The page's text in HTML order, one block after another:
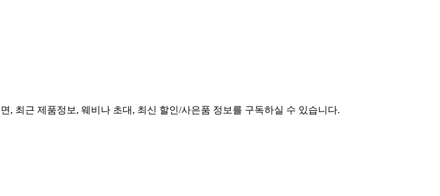
최근 제품정보, 웨비나 초대, 최신 할인/사은품 정보를 구독하실 수 있습니다.